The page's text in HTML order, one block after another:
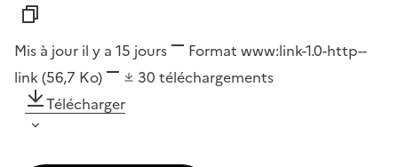
Mis à jour il y a 15 jours Format www:link-1.0-http--
link (56,7 Ko) 30 téléchargements
Télécharger